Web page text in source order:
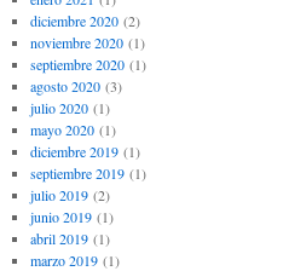
diciembre 2020(2)
noviembre 2020(1)
septiembre 2020(1)
agosto 2020(3)
julio 2020(1)
mayo 2020(1)
diciembre 2019(1)
septiembre 2019(1)
julio 2019(2)
junio 2019(1)
abril 2019(1)
marzo 2019(1)